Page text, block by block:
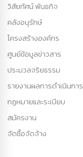
วิสัยทัศน์ พันธกิจ
คลังอนุรักษ์
โครงสร้างองค์กร
ศูนย์ข้อมูลข่าวสาร
ประมวลจริยธรรม
รายงานผลการดำเนินการ
กฏหมายและระเบียบ
สมัครงาน
จัดซื้อจัดจ้าง